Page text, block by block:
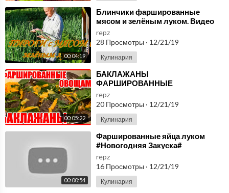
00:04:19
⁣Блинчики фаршированные
мясом и зелёным луком. Видео
рецепты от Борисовны.
repz
28 Просмотры · 12/21/19
Кулинария
00:05:22
⁣БАКЛАЖАНЫ
ФАРШИРОВАННЫЕ
ОВОЩАМИ!!! МОРКОВЬЮ,
ЛУКОМ, ПЕРЦЕМ!
repz
20 Просмотры · 12/21/19
Кулинария
00:00:54
⁣Фаршированные яйца луком
#Новогодняя Закуска#
repz
16 Просмотры · 12/21/19
Кулинария